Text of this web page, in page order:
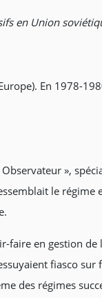
en Union
En 1978-
»,
le régime
faire en gestion
fiasco
des régimes